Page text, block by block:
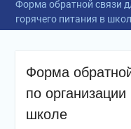
Форма обратной связи
горячего питания в
Форма
по организации
школе